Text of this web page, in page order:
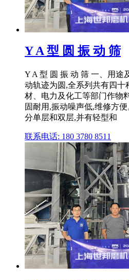
Y A 型 圆 振 动 筛
Y A 型 圆 振 动 筛 一、用途
动轨迹为圆,全系列共有四十
材、电力及化工等部门作物
固耐用,振动噪声低,维修方
分单层和双层,并有轻型和
联系电话: 180 3780 8511